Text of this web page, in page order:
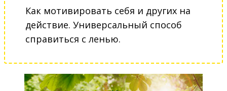
Как мотивировать себя и других на
действие. Универсальный способ
справиться с ленью.